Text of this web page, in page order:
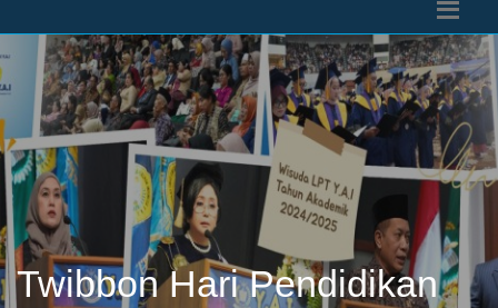
Twibbon Hari Pendidikan